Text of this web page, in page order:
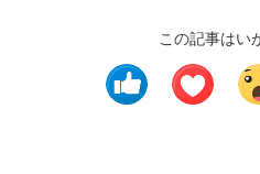
この記事はい